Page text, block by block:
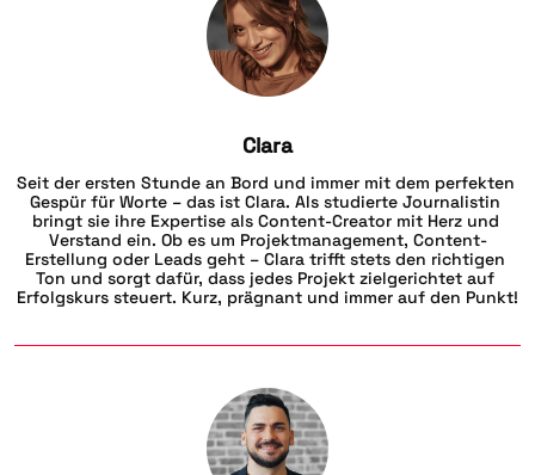
Clara
Seit der ersten Stunde an Bord und immer mit dem perfekten
Gespür für Worte – das ist Clara. Als studierte Journalistin
bringt sie ihre Expertise als Content-Creator mit Herz und
Verstand ein. Ob es um Projektmanagement, Content-
Erstellung oder Leads geht – Clara trifft stets den richtigen
Ton und sorgt dafür, dass jedes Projekt zielgerichtet auf
Erfolgskurs steuert. Kurz, prägnant und immer auf den Punkt!